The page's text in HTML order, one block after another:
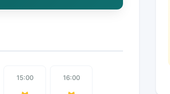
15:00 16:00